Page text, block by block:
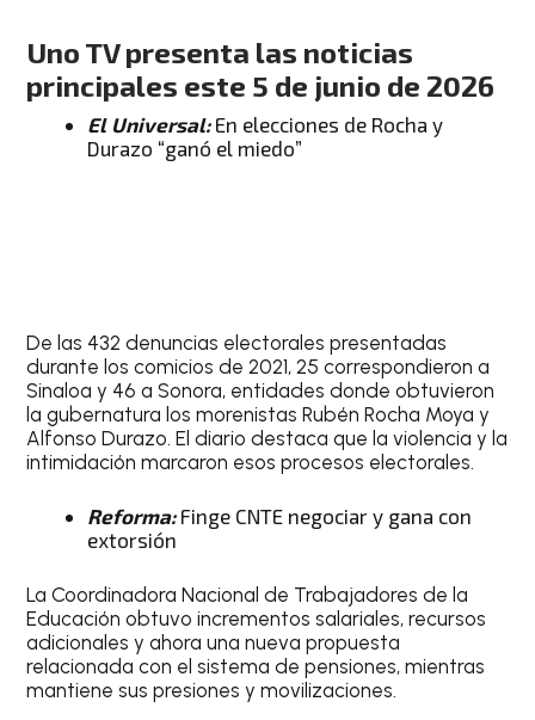
Uno TV presenta las noticias
principales este 5 de junio de 2026
El Universal:En elecciones de Rocha y
Durazo “ganó el miedo”
De las 432 denuncias electorales presentadas
durante los comicios de 2021, 25 correspondieron a
Sinaloa y 46 a Sonora, entidades donde obtuvieron
la gubernatura los morenistas Rubén Rocha Moya y
Alfonso Durazo. El diario destaca que la violencia y la
intimidación marcaron esos procesos electorales.
Reforma:Finge CNTE negociar y gana con
extorsión
La Coordinadora Nacional de Trabajadores de la
Educación obtuvo incrementos salariales, recursos
adicionales y ahora una nueva propuesta
relacionada con el sistema de pensiones, mientras
mantiene sus presiones y movilizaciones.